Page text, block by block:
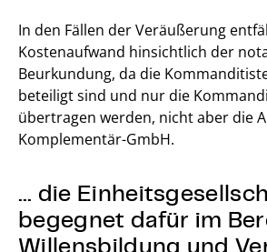
In den Fällen der Veräußerung
Kostenaufwand hinsichtlich der
Beurkundung, da die
beteiligt sind und nur die
übertragen werden, nicht aber die
Komplementär-GmbH.
… die
begegnet dafür im
Willensbildung und